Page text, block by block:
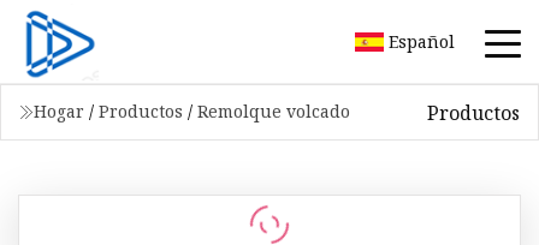
Español
Hogar / Productos / Remolque volcado Productos